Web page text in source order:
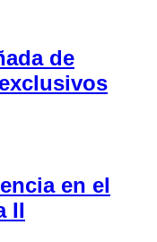
de
en el
II